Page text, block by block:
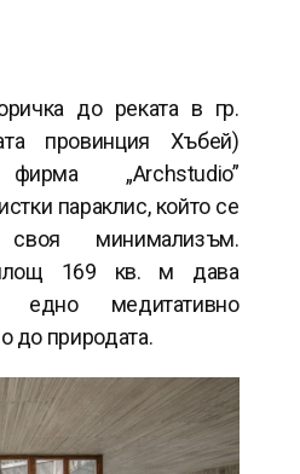
до реката в гр.
провинция Хъбей)
фирма „Archstudio”
параклис, който се
минимализъм.
169 кв. м дава
едно медитативно
до природата.